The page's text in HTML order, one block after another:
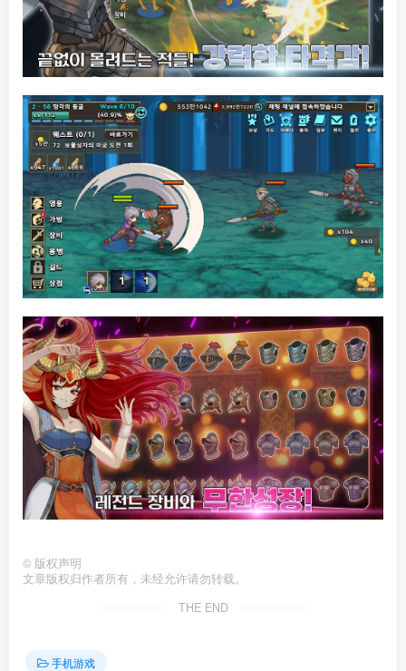
© 版权声明
文章版权归作者所有，未经允许请勿转载。
THE END
手机游戏